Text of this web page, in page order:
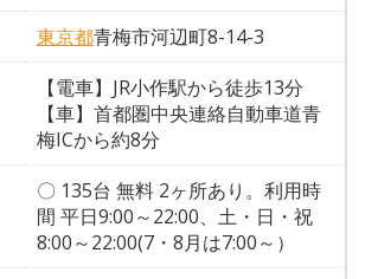
東京都青梅市河辺町8-14-3
【電車】JR小作駅から徒歩13分
【車】首都圏中央連絡自動車道青
梅ICから約8分
〇 135台 無料 2ヶ所あり。利用時
間 平日9:00～22:00、土・日・祝
8:00～22:00(7・8月は7:00～）